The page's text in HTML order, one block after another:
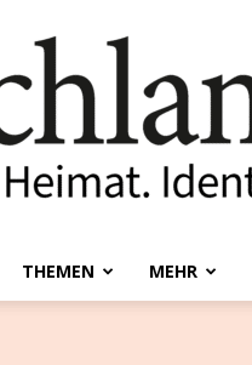
THEMEN MEHR